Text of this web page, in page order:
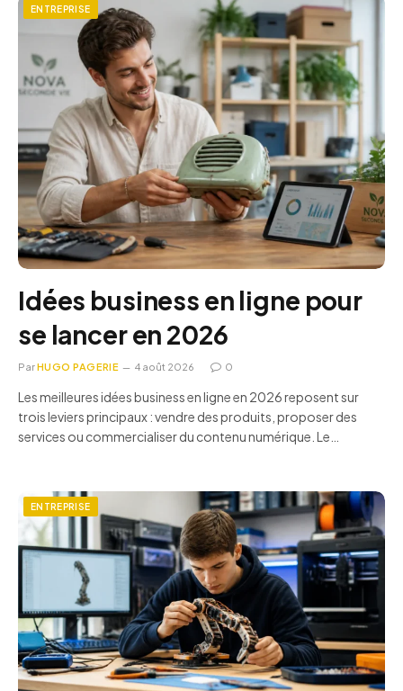
ENTREPRISE
Idées business en ligne pour
se lancer en 2026
ParHUGO PAGERIE 4 août 2026 0
Les meilleures idées business en ligne en 2026 reposent sur
trois leviers principaux : vendre des produits, proposer des
services ou commercialiser du contenu numérique. Le…
ENTREPRISE